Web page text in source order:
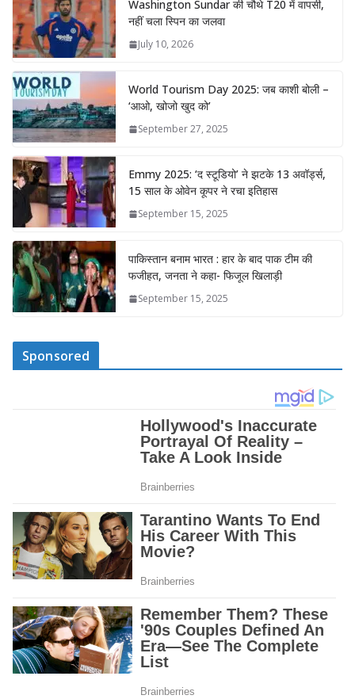
Washington Sundar की चौथे T20 में वापसी,
नहीं चला स्पिन का जलवा
July 10, 2026
World Tourism Day 2025: जब काशी बोली –
‘आओ, खोजो खुद को’
September 27, 2025
Emmy 2025: ‘द स्टूडियो’ ने झटके 13 अवॉर्ड्स,
15 साल के ओवेन कूपर ने रचा इतिहास
September 15, 2025
पाकिस्तान बनाम भारत : हार के बाद पाक टीम की
फजीहत, जनता ने कहा- फिजूल खिलाड़ी
September 15, 2025
Sponsored